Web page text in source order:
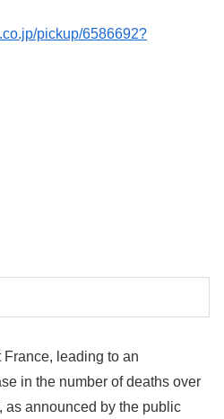
pickup/6586692?
leading to an
in the number of deaths over
as announced by the public